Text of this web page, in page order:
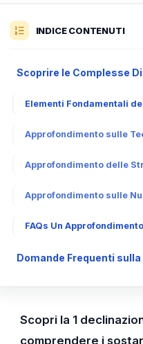
INDICE CONTENUTI
Scoprire le Complesse
Elementi Fondamentali
Approfondimento sulle
Approfondimento delle
Approfondimento sulle
FAQs Un
Domande Frequenti sulla
Scopri la 1
comprendere i